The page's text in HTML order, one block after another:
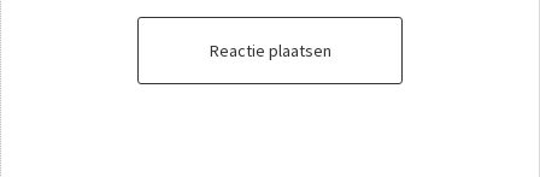
Reactie plaatsen